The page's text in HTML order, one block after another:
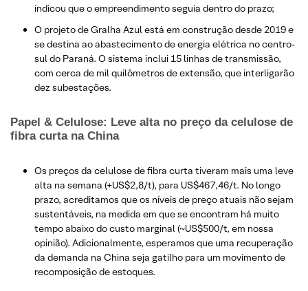
indicou que o empreendimento seguia dentro do prazo;
O projeto de Gralha Azul está em construção desde 2019 e
se destina ao abastecimento de energia elétrica no centro-
sul do Paraná. O sistema inclui 15 linhas de transmissão,
com cerca de mil quilômetros de extensão, que interligarão
dez subestações.
Papel & Celulose: Leve alta no preço da celulose de
fibra curta na China
Os preços da celulose de fibra curta tiveram mais uma leve
alta na semana (+US$2,8/t), para US$467,46/t. No longo
prazo, acreditamos que os níveis de preço atuais não sejam
sustentáveis, na medida em que se encontram há muito
tempo abaixo do custo marginal (~US$500/t, em nossa
opinião). Adicionalmente, esperamos que uma recuperação
da demanda na China seja gatilho para um movimento de
recomposição de estoques.